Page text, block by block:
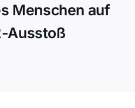
Menschen auf
Ausstoß